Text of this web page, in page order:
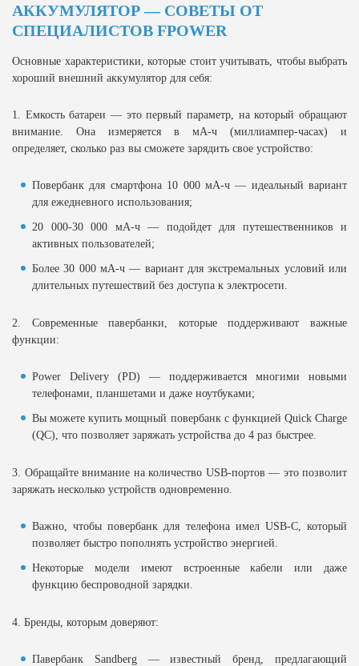
АККУМУЛЯТОР — СОВЕТЫ ОТ
СПЕЦИАЛИСТОВ FPOWER
Основные характеристики, которые стоит учитывать, чтобы выбрать
хороший внешний аккумулятор для себя:
1. Емкость батареи — это первый параметр, на который обращают
внимание. Она измеряется в мА-ч (миллиампер-часах) и
определяет, сколько раз вы сможете зарядить свое устройство:
Повербанк для смартфона 10 000 мА-ч — идеальный вариант
для ежедневного использования;
20 000-30 000 мА-ч — подойдет для путешественников и
активных пользователей;
Более 30 000 мА-ч — вариант для экстремальных условий или
длительных путешествий без доступа к электросети.
2. Современные павербанки, которые поддерживают важные
функции:
Power Delivery (PD) — поддерживается многими новыми
телефонами, планшетами и даже ноутбуками;
Вы можете купить мощный повербанк с функцией Quick Charge
(QC), что позволяет заряжать устройства до 4 раз быстрее.
3. Обращайте внимание на количество USB-портов — это позволит
заряжать несколько устройств одновременно.
Важно, чтобы повербанк для телефона имел USB-C, который
позволяет быстро пополнять устройство энергией.
Некоторые модели имеют встроенные кабели или даже
функцию беспроводной зарядки.
4. Бренды, которым доверяют:
Павербанк Sandberg — известный бренд, предлагающий